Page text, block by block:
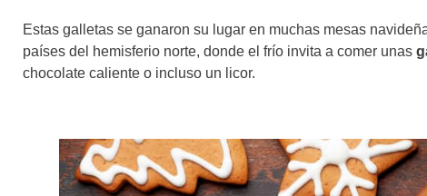
Estas galletas se ganaron su lugar en muchas mesas
países del hemisferio norte, donde el frío invita a comer unas
chocolate caliente o incluso un licor.